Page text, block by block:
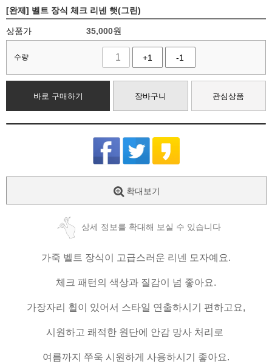
[완제] 벨트 장식 체크 리넨 햇(그린)
상품가 35,000원
수량 +1 -1
바로 구매하기 장바구니 관심상품
확대보기
상세 정보를 확대해 보실 수 있습니다
가죽 벨트 장식이 고급스러운 리넨 모자예요.
체크 패턴의 색상과 질감이 넘 좋아요.
가장자리 휠이 있어서 스타일 연출하시기 편하고요,
시원하고 쾌적한 원단에 안감 망사 처리로
여름까지 쭈욱 시원하게 사용하시기 좋아요.